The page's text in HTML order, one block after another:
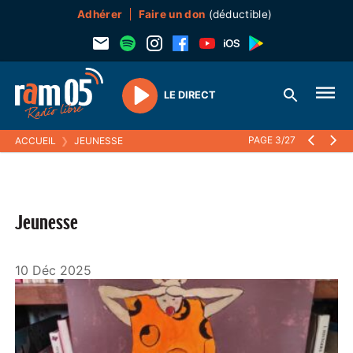
Adhérer Faire un don (déductible)
Play
LE DIRECT
ACCUEIL ❯ JEUNESSE PAGE 3/27
Jeunesse
10 Déc 2025